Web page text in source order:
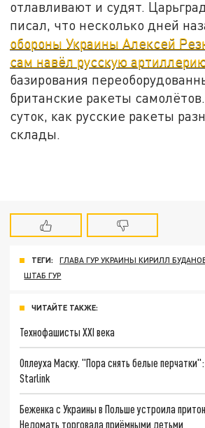
отлавливают и судят.
писал, что несколько дней
обороны Украины Алексей
сам навёл русскую
базирования
британские ракеты
суток, как русские ракеты
склады.
ТЕГИ: ГЛАВА ГУР УКРАИНЫ КИРИЛЛ
ШТАБ ГУР
ЧИТАЙТЕ ТАКЖЕ:
Технофашисты XXI века
Оплеуха Маску. "Пора снять белые
Starlink
Беженка с Украины в Польше устроила
Недомать торговала приёмными детьми